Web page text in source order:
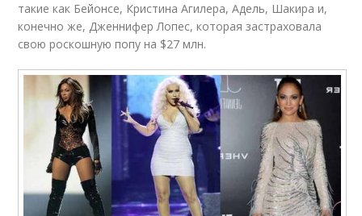
такие как Бейонсе, Кристина Агилера, Адель, Шакира и,
конечно же, Дженнифер Лопес, которая застраховала
свою роскошную попу на $27 млн.